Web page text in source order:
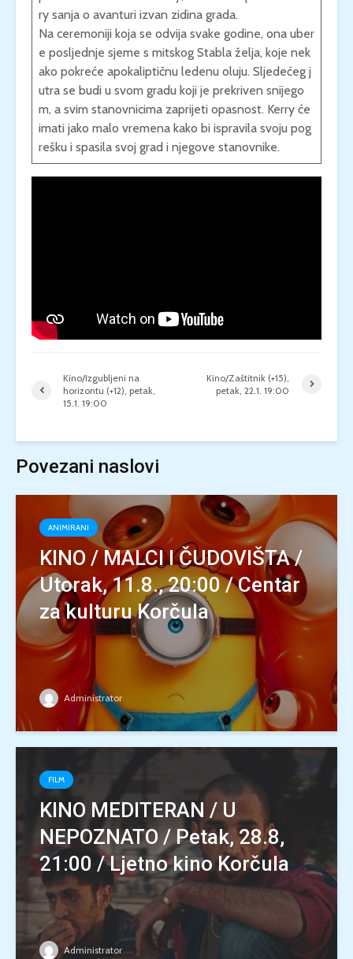
ry sanja o avanturi izvan zidina grada.
Na ceremoniji koja se odvija svake godine, ona uber
e posljednje sjeme s mitskog Stabla želja, koje nek
ako pokreće apokaliptičnu ledenu oluju. Sljedećeg j
utra se budi u svom gradu koji je prekriven snijego
m, a svim stanovnicima zaprijeti opasnost. Kerry će
imati jako malo vremena kako bi ispravila svoju pog
rešku i spasila svoj grad i njegove stanovnike.
Kino/Izgubljeni na
horizontu (+12), petak,
15.1. 19:00
Kino/Zaštitnik (+15),
petak, 22.1. 19:00
Povezani naslovi
ANIMIRANI
KINO / MALCI I ČUDOVIŠTA /
Utorak, 11.8., 20:00 / Centar
za kulturu Korčula
Administrator
FILM
KINO MEDITERAN / U
NEPOZNATO / Petak, 28.8,
21:00 / Ljetno kino Korčula
Administrator